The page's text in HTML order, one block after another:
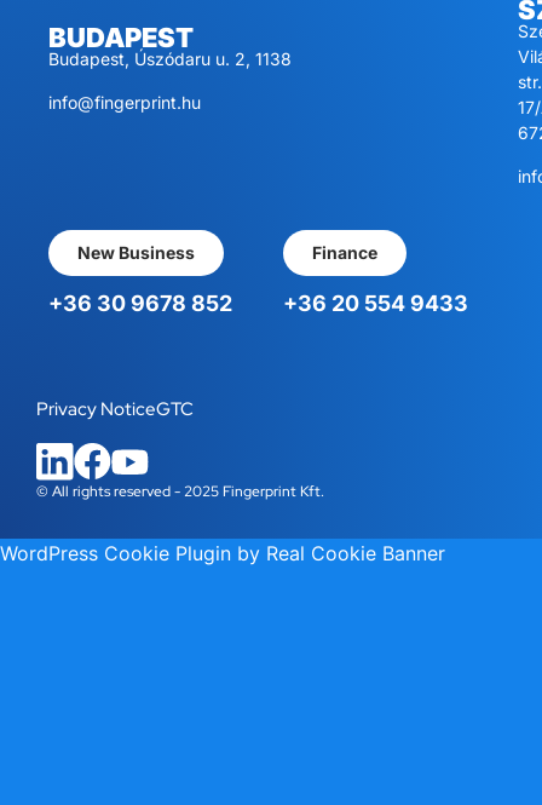
BUDAPEST
Budapest, Úszódaru u. 2, 1138
info@fingerprint.hu
str.
New Business
+36 30 9678 852
Finance
+36 20 554 9433
© All rights reserved - 2025 Fingerprint Kft.
Privacy NoticeGTC
WordPress Cookie Plugin by Real Cookie Banner